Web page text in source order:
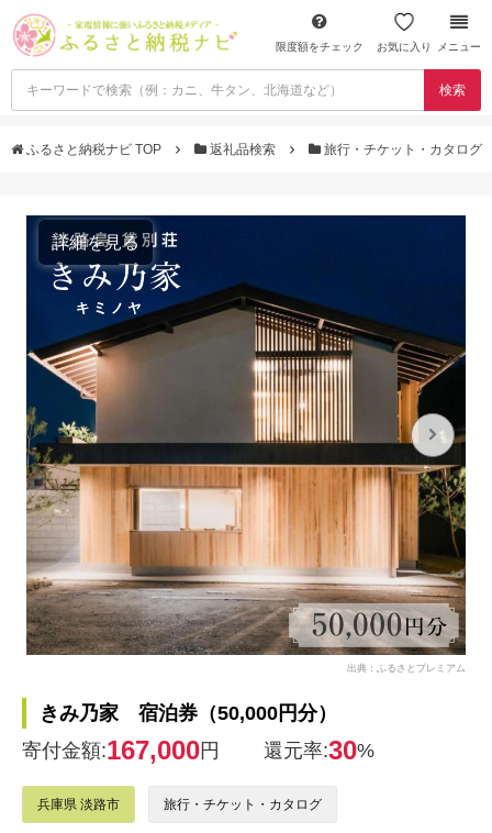
限度額をチェック お気に入り メニュー
検索
ふるさと納税ナビ TOP 返礼品検索 旅行・チケット・カタログ
詳細を見る
出典：ふるさとプレミアム
きみ乃家 宿泊券（50,000円分）
寄付金額:167,000円 還元率:30%
兵庫県 淡路市 旅行・チケット・カタログ